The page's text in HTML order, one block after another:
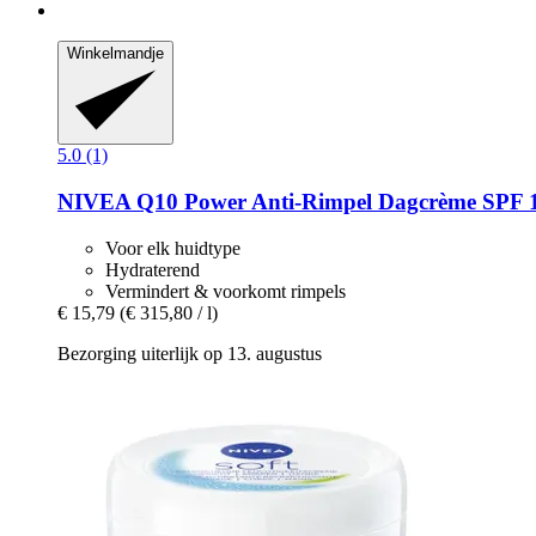
Winkelmandje
5.0 (1)
NIVEA Q10 Power Anti-​Rimpel Dagcrème SPF
Voor elk huidtype
Hydraterend
Vermindert & voorkomt rimpels
€ 15,79 (€ 315,80 / l)
Bezorging uiterlijk op 13. augustus